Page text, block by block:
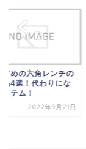
すめの六角レンチの
品4選！代わりにな
イテム！
2022年9月21日